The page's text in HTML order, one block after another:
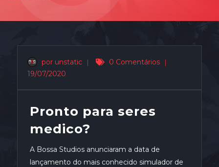
por unstatic | 0 Comentários
|
19/07/2020
Pronto para seres
medico?
A Bossa Studios anunciaram a data de
lançamento do mais conhecido simulador de